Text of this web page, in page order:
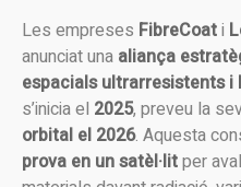
Les empreses FibreCoati
anunciat una aliança
espacials ultrarresistents i
s’inicia el 2025, preveu la
orbital el 2026. Aquesta
prova en un satèl·litper